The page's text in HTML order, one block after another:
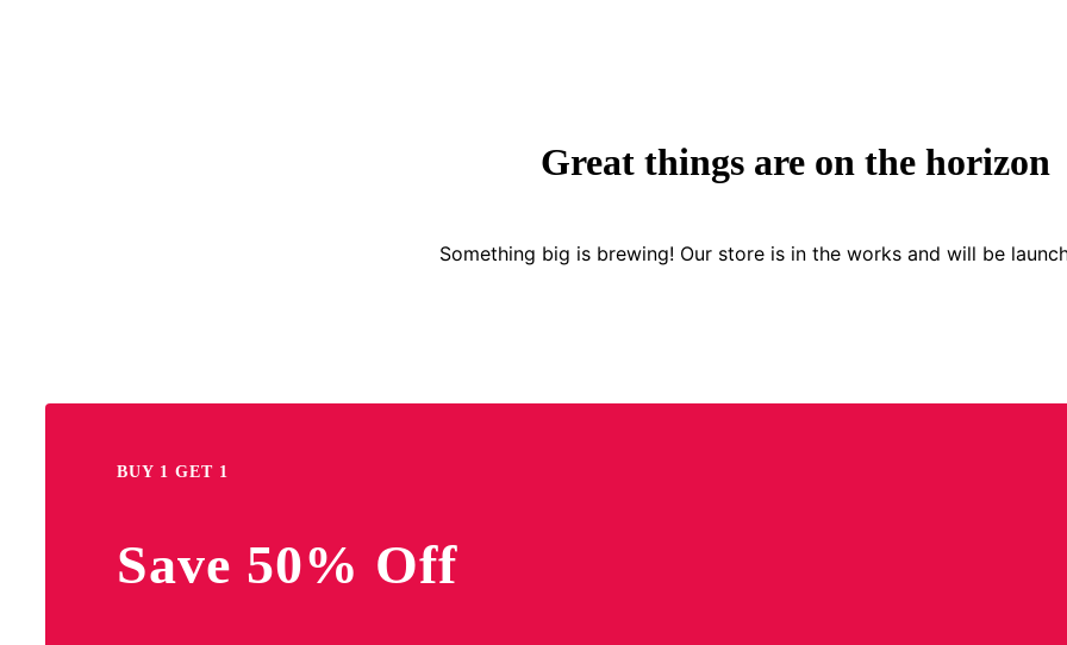
Great things are on the horizon
Something big is brewing! Our store is in the works and will be
BUY 1 GET 1
Save 50% Off